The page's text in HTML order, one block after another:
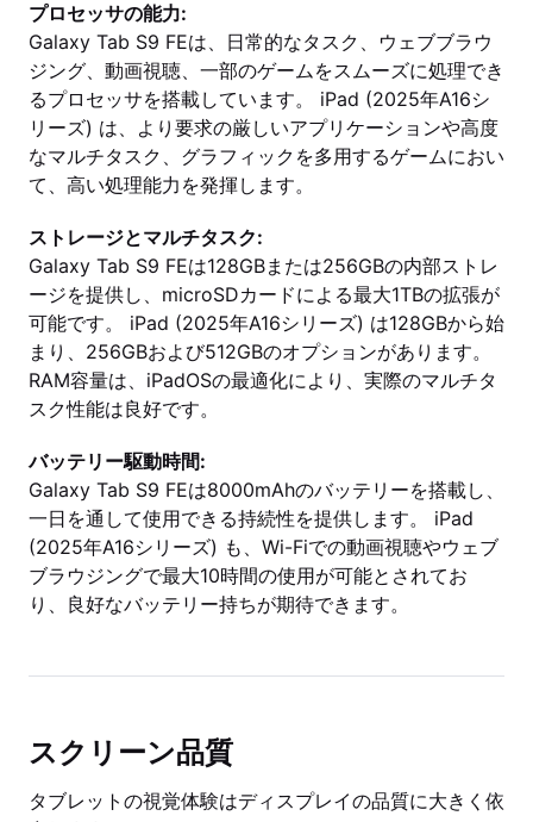
プロセッサの能力:
Galaxy Tab S9 FEは、日常的なタスク、ウェブブラウ
ジング、動画視聴、一部のゲームをスムーズに処理でき
るプロセッサを搭載しています。 iPad (2025年A16シ
リーズ) は、より要求の厳しいアプリケーションや高度
なマルチタスク、グラフィックを多用するゲームにおい
て、高い処理能力を発揮します。
ストレージとマルチタスク:
Galaxy Tab S9 FEは128GBまたは256GBの内部ストレ
ージを提供し、microSDカードによる最大1TBの拡張が
可能です。 iPad (2025年A16シリーズ) は128GBから始
まり、256GBおよび512GBのオプションがあります。
RAM容量は、iPadOSの最適化により、実際のマルチタ
スク性能は良好です。
バッテリー駆動時間:
Galaxy Tab S9 FEは8000mAhのバッテリーを搭載し、
一日を通して使用できる持続性を提供します。 iPad
(2025年A16シリーズ) も、Wi-Fiでの動画視聴やウェブ
ブラウジングで最大10時間の使用が可能とされてお
り、良好なバッテリー持ちが期待できます。
スクリーン品質
タブレットの視覚体験はディスプレイの品質に大きく依